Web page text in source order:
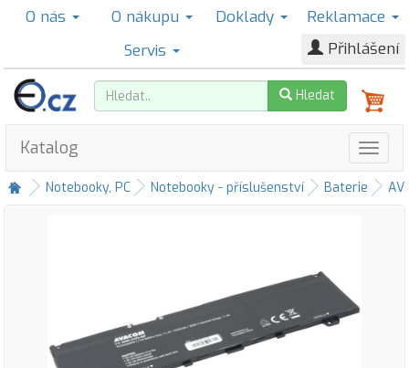
O nás O nákupu Doklady
Reklamace
Servis
Přihlášení
Hledat
Katalog
Notebooky, PC Notebooky - příslušenství Baterie